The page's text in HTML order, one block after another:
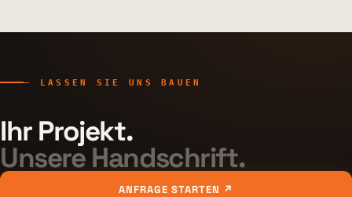
— LASSEN SIE UNS BAUEN
Ihr Projekt.
Unsere Handschrift.
ANFRAGE STARTEN ↗